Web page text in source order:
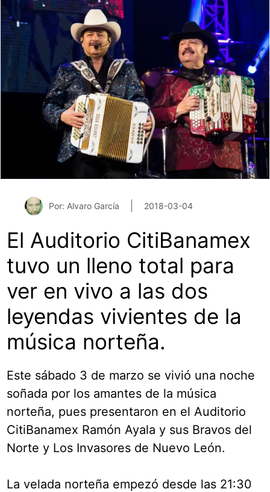
Por: Alvaro García 2018-03-04
El Auditorio CitiBanamex
tuvo un lleno total para
ver en vivo a las dos
leyendas vivientes de la
música norteña.
Este sábado 3 de marzo se vivió una noche
soñada por los amantes de la música
norteña, pues presentaron en el Auditorio
CitiBanamex Ramón Ayala y sus Bravos del
Norte y Los Invasores de Nuevo León.
La velada norteña empezó desde las 21:30